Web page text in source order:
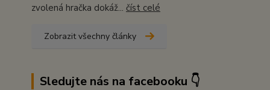
zvolená hračka dokáž... číst celé
Zobrazit všechny články
Sledujte nás na facebooku 👇